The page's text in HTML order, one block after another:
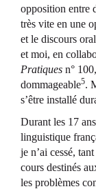
opposition entre
très vite en une
et le discours
et moi, en
Pratiques n°
dommageable5.
s’être installé
Durant les 17
linguistique
je n’ai cessé,
cours destinés
les problèmes